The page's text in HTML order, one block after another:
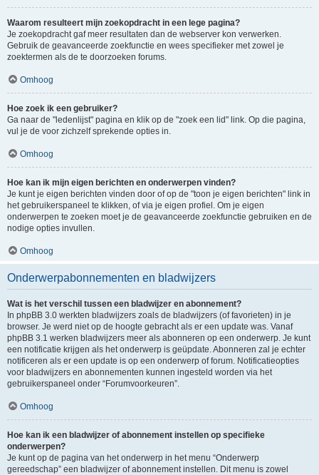
Waarom resulteert mijn zoekopdracht in een lege pagina?
Je zoekopdracht gaf meer resultaten dan de webserver kon verwerken.
Gebruik de geavanceerde zoekfunctie en wees specifieker met zowel je
zoektermen als de te doorzoeken forums.
Omhoog
Hoe zoek ik een gebruiker?
Ga naar de "ledenlijst" pagina en klik op de "zoek een lid" link. Op die pagina,
vul je de voor zichzelf sprekende opties in.
Omhoog
Hoe kan ik mijn eigen berichten en onderwerpen vinden?
Je kunt je eigen berichten vinden door of op de "toon je eigen berichten" link in
het gebruikerspaneel te klikken, of via je eigen profiel. Om je eigen
onderwerpen te zoeken moet je de geavanceerde zoekfunctie gebruiken en de
nodige opties invullen.
Omhoog
Onderwerpabonnementen en bladwijzers
Wat is het verschil tussen een bladwijzer en abonnement?
In phpBB 3.0 werkten bladwijzers zoals de bladwijzers (of favorieten) in je
browser. Je werd niet op de hoogte gebracht als er een update was. Vanaf
phpBB 3.1 werken bladwijzers meer als abonneren op een onderwerp. Je kunt
een notificatie krijgen als het onderwerp is geüpdate. Abonneren zal je echter
notificeren als er een update is op een onderwerp of forum. Notificatieopties
voor bladwijzers en abonnementen kunnen ingesteld worden via het
gebruikerspaneel onder “Forumvoorkeuren”.
Omhoog
Hoe kan ik een bladwijzer of abonnement instellen op specifieke
onderwerpen?
Je kunt op de pagina van het onderwerp in het menu “Onderwerp
gereedschap” een bladwijzer of abonnement instellen. Dit menu is zowel